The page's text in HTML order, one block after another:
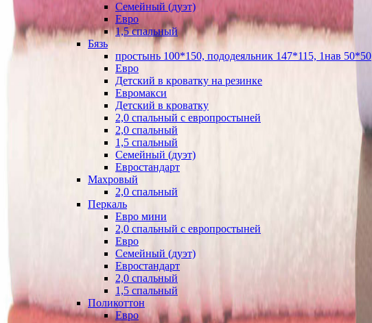
Семейный (дуэт)
Евро
1,5 спальный
Бязь
простынь 100*150, пододеяльник 147*115, 1нав 50*50
Евро
Детский в кроватку на резинке
Евромакси
Детский в кроватку
2,0 спальный с европростыней
2,0 спальный
1,5 спальный
Семейный (дуэт)
Евростандарт
Махровый
2,0 спальный
Перкаль
Евро мини
2,0 спальный с европростыней
Евро
Семейный (дуэт)
Евростандарт
2,0 спальный
1,5 спальный
Поликоттон
Евро